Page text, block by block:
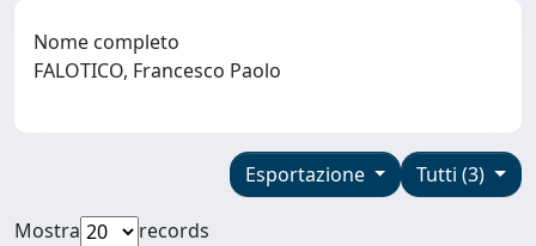
Nome completo
FALOTICO, Francesco Paolo
Tutti (3)
Esportazione
Mostra
records